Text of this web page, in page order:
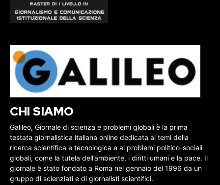
CHI SIAMO
Galileo, Giornale di scienza e problemi globali è la prima
testata giornalistica italiana online dedicata ai temi della
ricerca scientifica e tecnologica e ai problemi politico-sociali
globali, come la tutela dell’ambiente, i diritti umani e la pace. Il
giornale è stato fondato a Roma nel gennaio del 1996 da un
gruppo di scienziati e di giornalisti scientifici.